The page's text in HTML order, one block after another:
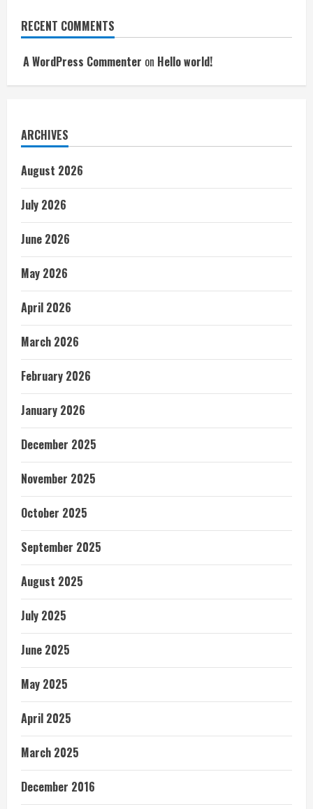
RECENT COMMENTS
A WordPress Commenter on Hello world!
ARCHIVES
August 2026
July 2026
June 2026
May 2026
April 2026
March 2026
February 2026
January 2026
December 2025
November 2025
October 2025
September 2025
August 2025
July 2025
June 2025
May 2025
April 2025
March 2025
December 2016